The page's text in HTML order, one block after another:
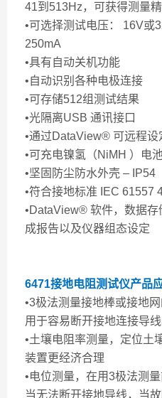
41到513Hz，可获得测量
•可选择测试电压： 16V或
250mA
•具有自动关机功能
•自动识别各种电极连接
•可存储512组测试结果
•光隔离USB 通讯接口
•通过DataView® 可远程设
•可充电镍氢（NiMH ）电
•坚固防尘防水外壳 – IP54
•符合接地标准 IEC 61557
•DataView® 软件，数据
成报告以及仪器组态设定
6471接地电阻测试仪产品
•3极法测量接地棒或接地
用于容易断开接地连接导
•土壤电阻率测量，定位土
装置更经济合理
•电位测量，在用3极法测
当无法断开接地导线，当